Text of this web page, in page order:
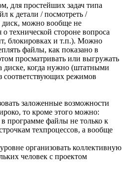
для простейших задач типа
к детали / посмотреть /
диск, можно вообще не
о технической стороне вопроса
блокировках и т.п.). Можно
файлы, как показано в
просматривать или выгружать
диске, когда нужно (штатными
соответствующих режимов
заложенные возможности
то кроме этого можно:
программе файлы не только к
техпроцессов, а вообще
организовать коллективную
человек с проектом